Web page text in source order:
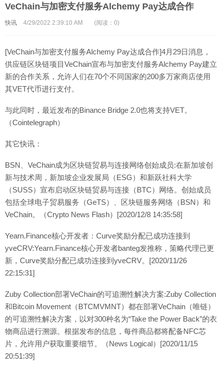
VeChain与加密支付服务Alchemy Pay达成合作
快讯 4/29/2022 2:39:10 AM (阅读：0)
[VeChain与加密支付服务Alchemy Pay达成合作]4月29日消息，
供应链区块链项目VeChain宣布与加密支付服务Alchemy Pay建立
新的合作关系，允许人们在70个不同国家的200多万家商店使用
其VET代币进行支付。
与此同时，最近发布的Binance Bridge 2.0也将支持VET。
（Cointelegraph）
其它快讯：
BSN、VeChain成为区块链贸易与连接网络创始成员:在新加坡创
新与技术周，新加坡企业发展局（ESG）和新跃社科大学
（SUSS）宣布启动区块链贸易与连接（BTC）网络。创始成员
包括全球电子贸易服务（GeTS）、区块链服务网络（BSN）和
VeChain。（Crypto News Flash）[2020/12/8 14:35:58]
Yearn.Finance核心开发者：Curve奖励分配已成功连接到
yveCRV:Yearn.Finance核心开发者banteg发推称，策略代理已更
新，Curve奖励分配已成功连接到yveCRV。[2020/11/26
22:15:31]
Zuby Collection部署VeChain的可追溯性解决方案:Zuby Collection
和Bitcoin Movement（BTCMVMNT）都在部署VeChain（唯链）
的可追溯性解决方案，以对300种名为“Take the Power Back”的衣
物商品进行溯源。根据发布的信息，每件商品都将配备NFC芯
片，允许用户获取重要细节。（News Logical）[2020/11/15
20:51:39]